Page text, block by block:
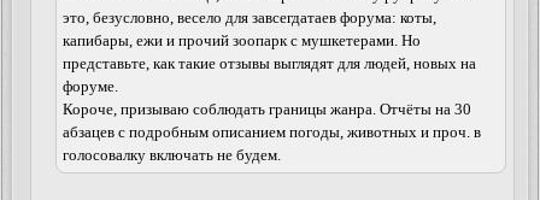
это, безусловно, весело для завсегдатаев форума: коты,
капибары, ежи и прочий зоопарк с мушкетерами. Но
представьте, как такие отзывы выглядят для людей, новых на
форуме.
Короче, призываю соблюдать границы жанра. Отчёты на 30
абзацев с подробным описанием погоды, животных и проч. в
голосовалку включать не будем.